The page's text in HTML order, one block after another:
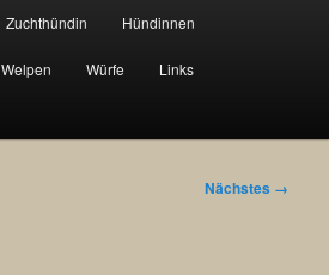
Zuchthündin Hündinnen
Welpen Würfe Links
Nächstes →